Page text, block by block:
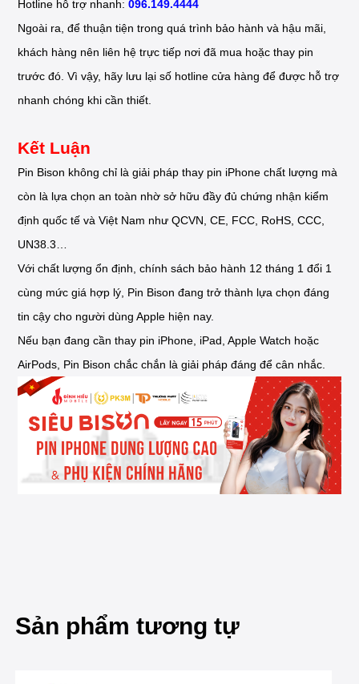
Hotline hỗ trợ nhanh:096.149.4444
Ngoài ra, để thuận tiện trong quá trình bảo hành và hậu mãi,
khách hàng nên liên hệ trực tiếp nơi đã mua hoặc thay pin
trước đó. Vì vậy, hãy lưu lại số hotline cửa hàng để được hỗ trợ
nhanh chóng khi cần thiết.
Kết Luận
Pin Bison không chỉ là giải pháp thay pin iPhone chất lượng mà
còn là lựa chọn an toàn nhờ sở hữu đầy đủ chứng nhận kiểm
định quốc tế và Việt Nam như QCVN, CE, FCC, RoHS, CCC,
UN38.3…
Với chất lượng ổn định, chính sách bảo hành 12 tháng 1 đổi 1
cùng mức giá hợp lý, Pin Bison đang trở thành lựa chọn đáng
tin cậy cho người dùng Apple hiện nay.
Nếu bạn đang cần thay pin iPhone, iPad, Apple Watch hoặc
AirPods, Pin Bison chắc chắn là giải pháp đáng để cân nhắc.
Sản phẩm tương tự